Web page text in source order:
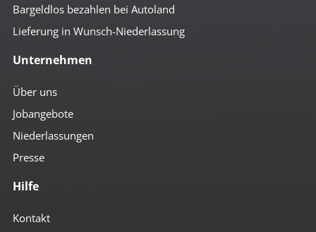
Bargeldlos bezahlen bei Autoland
Lieferung in Wunsch-Niederlassung
Unternehmen
Über uns
Jobangebote
Niederlassungen
Presse
Hilfe
Kontakt